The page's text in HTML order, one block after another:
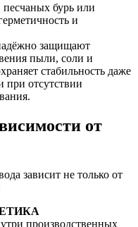
бурь или
и
защищают
пыли, соли и
стабильность даже
при отсутствии
от
зависит не только от
производственных